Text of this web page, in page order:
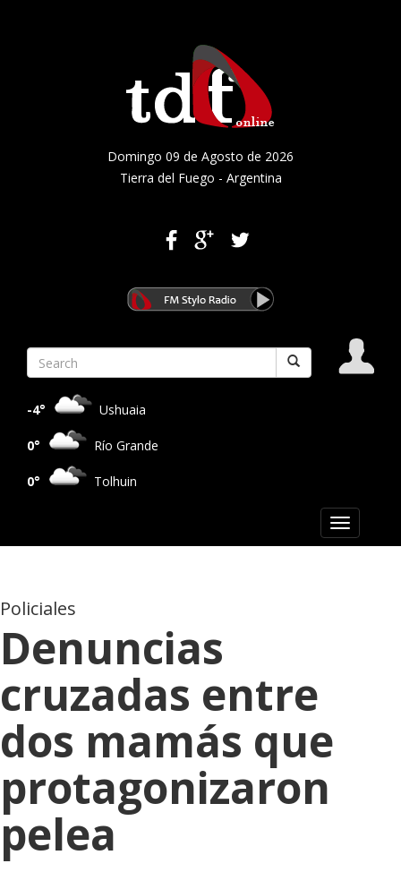
Domingo 09 de Agosto de 2026
Tierra del Fuego - Argentina
-4° Ushuaia
0° Río Grande
0° Tolhuin
Toggle
navigation
Policiales
Denuncias
cruzadas entre
dos mamás que
protagonizaron
pelea